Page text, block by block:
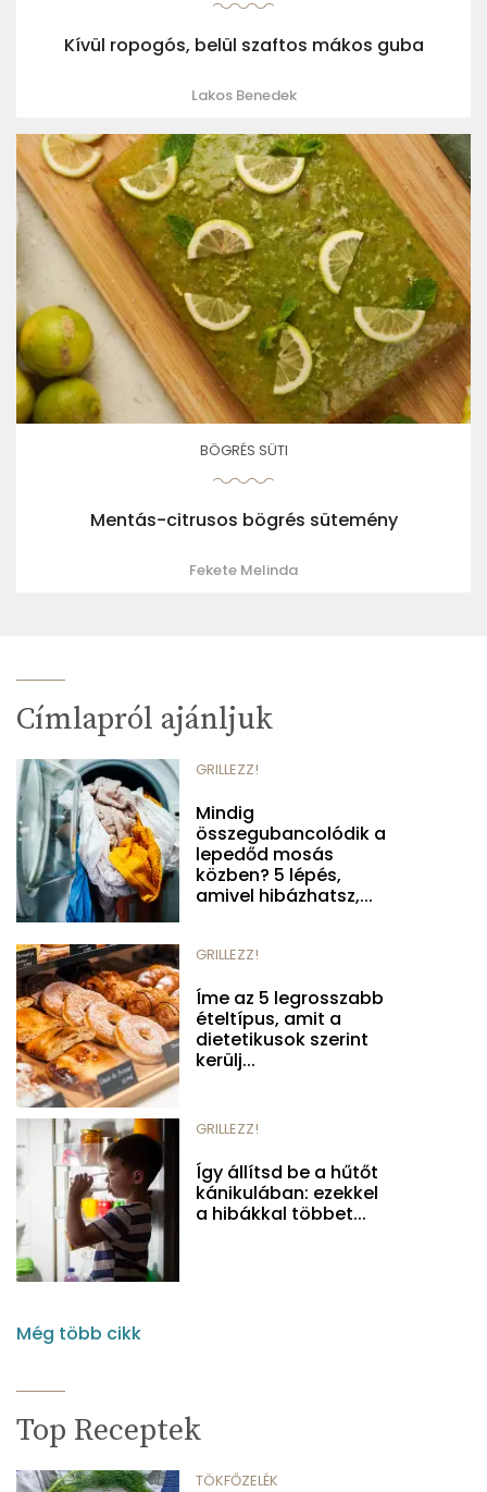
Kívül ropogós, belül szaftos mákos guba
Lakos Benedek
BÖGRÉS SÜTI
Mentás-citrusos bögrés sütemény
Fekete Melinda
Címlapról ajánljuk
GRILLEZZ!
Mindig
összegubancolódik a
lepedőd mosás
közben? 5 lépés,
amivel hibázhatsz,...
GRILLEZZ!
Íme az 5 legrosszabb
ételtípus, amit a
dietetikusok szerint
kerülj...
GRILLEZZ!
Így állítsd be a hűtőt
kánikulában: ezekkel
a hibákkal többet...
Még több cikk
Top Receptek
TÖKFŐZELÉK